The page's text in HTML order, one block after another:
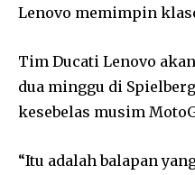
Lenovo memimpin
Tim Ducati Lenovo
dua minggu di
kesebelas musim
“Itu adalah balapan